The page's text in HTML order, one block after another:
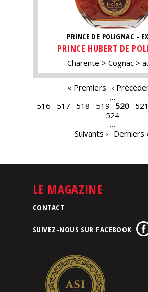
PRINCE DE POLIGNAC -
PRINCE HUBERT DE
Charente Cognac
« Premiers
‹
…
516
517 518 519 520 521
524
…
Suivants ›
Derniers
LE MAGAZINE
CONTACT
SUIVEZ-NOUS SUR FACEBOOK